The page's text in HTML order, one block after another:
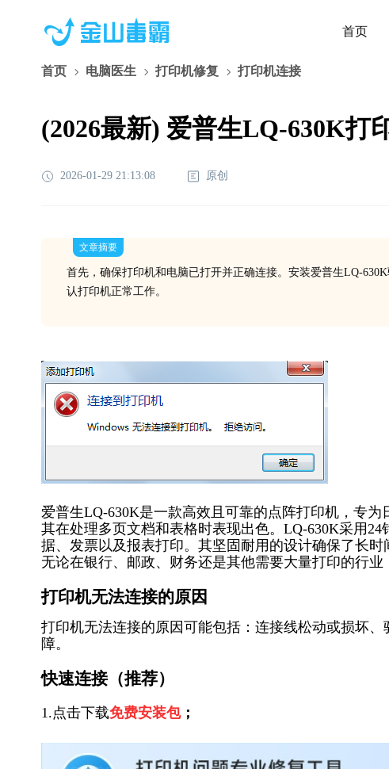
首页
首页 电脑医生 打印机修复 打印机连接
(2026最新) 爱普生LQ-630K打
2026-01-29 21:13:08 原创
文章摘要
首先，确保打印机和电脑已打开并正确连接。安装爱普生LQ-
认打印机正常工作。
爱普生LQ-630K是一款高效且可靠的点阵打印机，专
其在处理多页文档和表格时表现出色。LQ-630K采用
据、发票以及报表打印。其坚固耐用的设计确保了长
无论在银行、邮政、财务还是其他需要大量打印的行业
打印机无法连接的原因
打印机无法连接的原因可能包括：连接线松动或损坏
障。
快速连接（推荐）
1.点击下载免费安装包；